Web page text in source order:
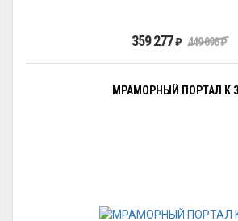
359 277₽ 449 096₽
МРАМОРНЫЙ ПОРТАЛ K